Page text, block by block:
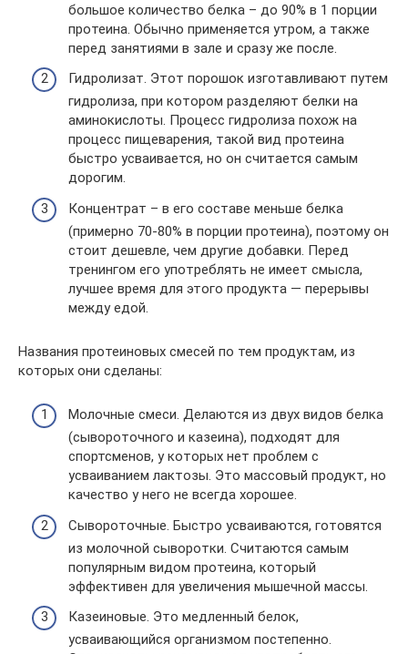
большое количество белка – до 90% в 1 порции
протеина. Обычно применяется утром, а также
перед занятиями в зале и сразу же после.
Гидролизат. Этот порошок изготавливают путем
гидролиза, при котором разделяют белки на
аминокислоты. Процесс гидролиза похож на
процесс пищеварения, такой вид протеина
быстро усваивается, но он считается самым
дорогим.
Концентрат – в его составе меньше белка
(примерно 70-80% в порции протеина), поэтому он
стоит дешевле, чем другие добавки. Перед
тренингом его употреблять не имеет смысла,
лучшее время для этого продукта — перерывы
между едой.
Названия протеиновых смесей по тем продуктам, из
которых они сделаны:
Молочные смеси. Делаются из двух видов белка
(сывороточного и казеина), подходят для
спортсменов, у которых нет проблем с
усваиванием лактозы. Это массовый продукт, но
качество у него не всегда хорошее.
Сывороточные. Быстро усваиваются, готовятся
из молочной сыворотки. Считаются самым
популярным видом протеина, который
эффективен для увеличения мышечной массы.
Казеиновые. Это медленный белок,
усваивающийся организмом постепенно.